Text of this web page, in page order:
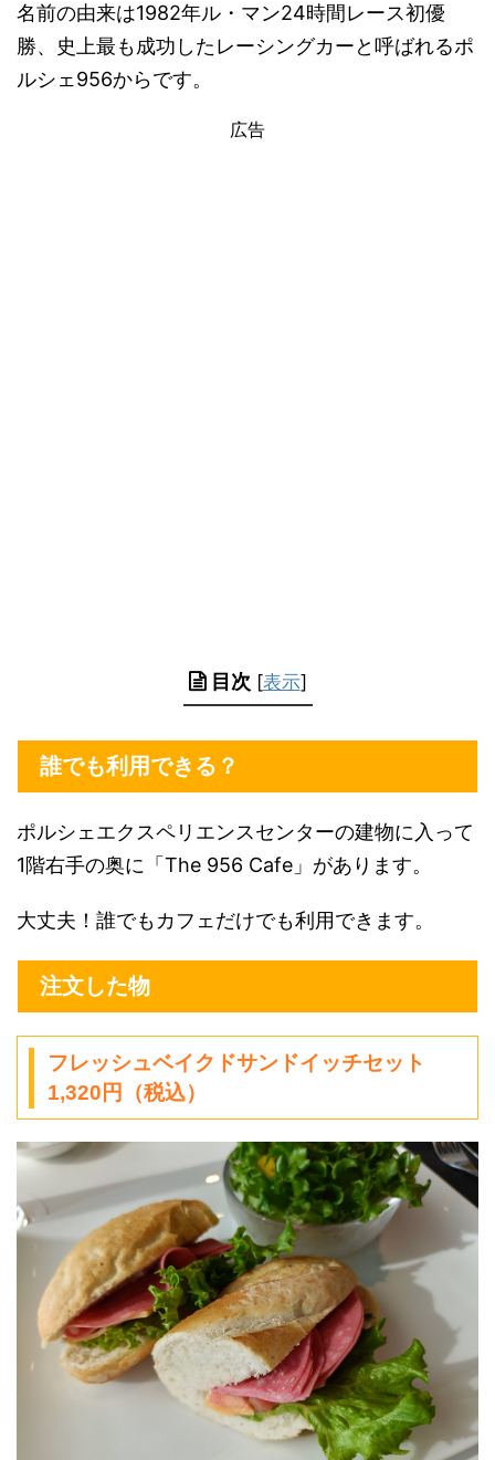
名前の由来は1982年ル・マン24時間レース初優
勝、史上最も成功したレーシングカーと呼ばれるポ
ルシェ956からです。
広告
目次 [表示]
誰でも利用できる？
ポルシェエクスペリエンスセンターの建物に入って
1階右手の奥に「The 956 Cafe」があります。
大丈夫！誰でもカフェだけでも利用できます。
注文した物
フレッシュベイクドサンドイッチセット
1,320円（税込）